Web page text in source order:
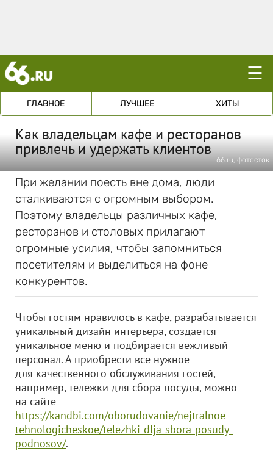
☰
ГЛАВНОЕ ЛУЧШЕЕ ХИТЫ
Как владельцам кафе и ресторанов
привлечь и удержать клиентов
66.ru, фотосток
При желании поесть вне дома, люди
сталкиваются с огромным выбором.
Поэтому владельцы различных кафе,
ресторанов и столовых прилагают
огромные усилия, чтобы запомниться
посетителям и выделиться на фоне
конкурентов.
Чтобы гостям нравилось в кафе, разрабатывается
уникальный дизайн интерьера, создаётся
уникальное меню и подбирается вежливый
персонал. А приобрести всё нужное
для качественного обслуживания гостей,
например, тележки для сбора посуды, можно
на сайте
https://kandbi.com/oborudovanie/nejtralnoe-
tehnologicheskoe/telezhki-dlja-sbora-posudy-
podnosov/.